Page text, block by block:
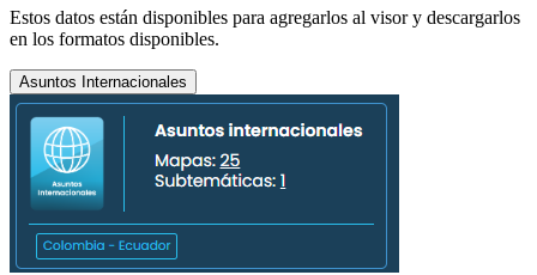
Estos datos están disponibles para agregarlos al visor y descargarlos
en los formatos disponibles.
Asuntos Internacionales